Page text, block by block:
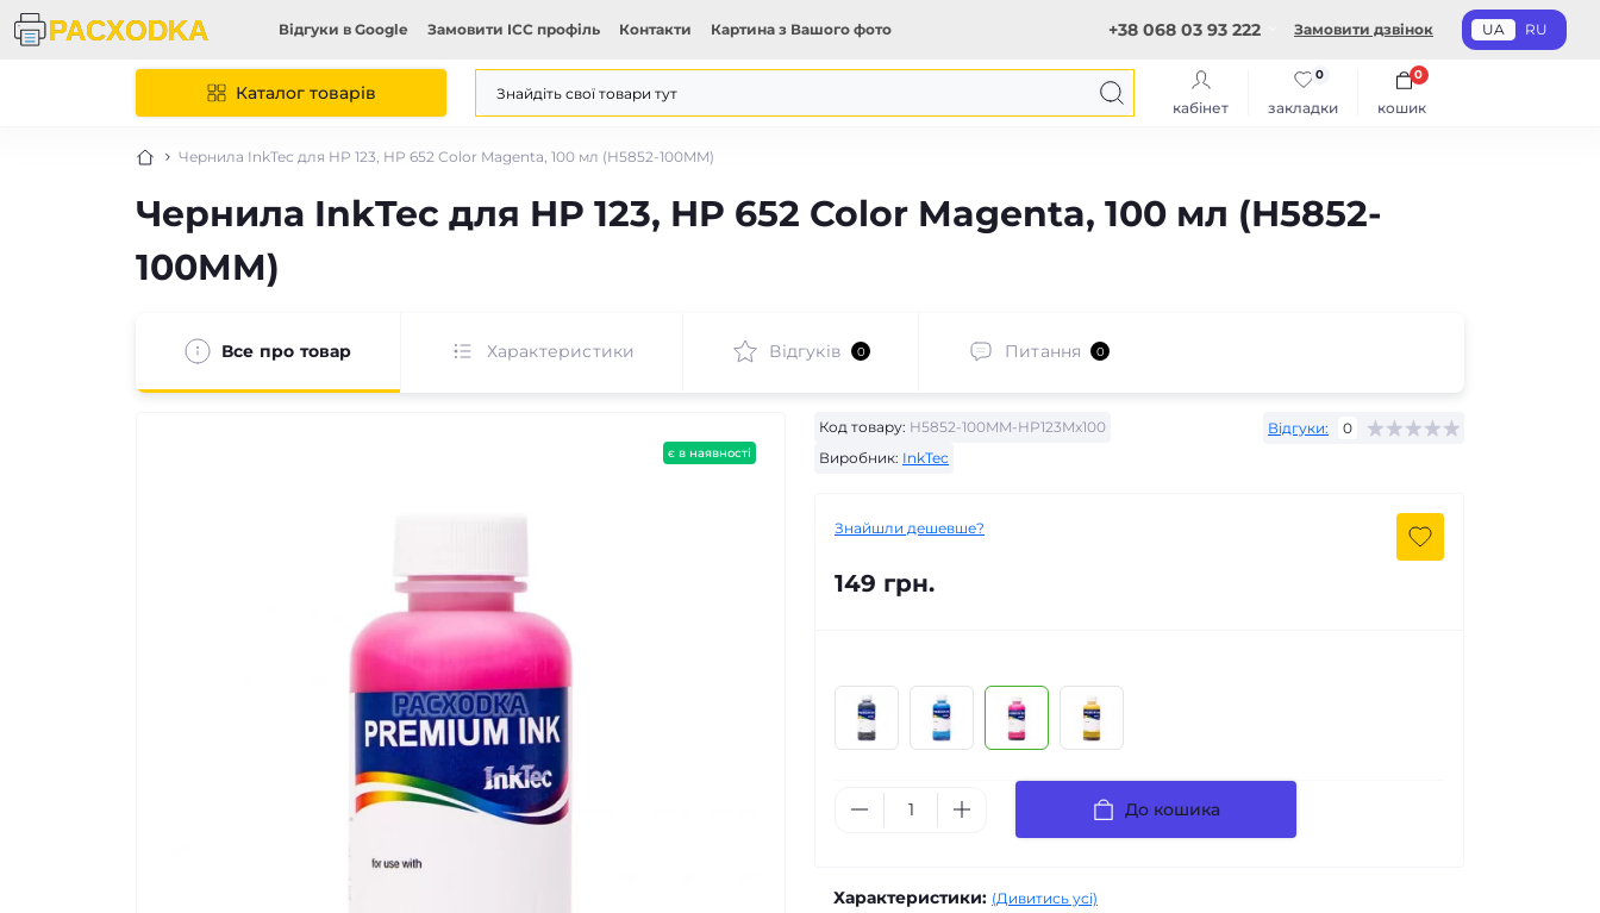
Відгуки в Google Замовити ICC профіль Контакти Картина з Вашого фото +38 068 03 93 222 Замовити дзвінок UA RU
Каталог товарів
кабінет закладки
0
кошик
0
Чернила InkTec для HP 123, HP 652 Color Magenta, 100 мл (H5852-100MM)
Чернила InkTec для HP 123, HP 652 Color Magenta, 100 мл (H5852-
100MM)
Все про товар Характеристики Відгуків 0 Питання 0
є в наявності
Код товару: H5852-100MM-HP123Mx100
Виробник: InkTec
Відгуки: 0
Знайшли дешевше?
149 грн.
До кошика
Характеристики: (Дивитись усі)